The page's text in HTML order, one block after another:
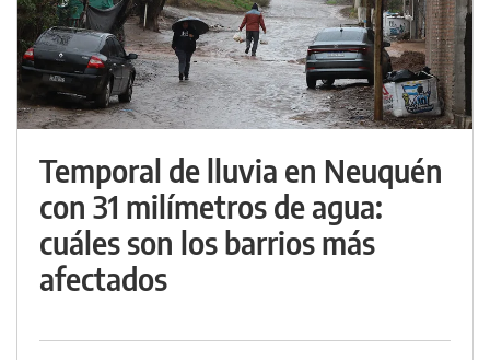
Temporal de lluvia en Neuquén
con 31 milímetros de agua:
cuáles son los barrios más
afectados